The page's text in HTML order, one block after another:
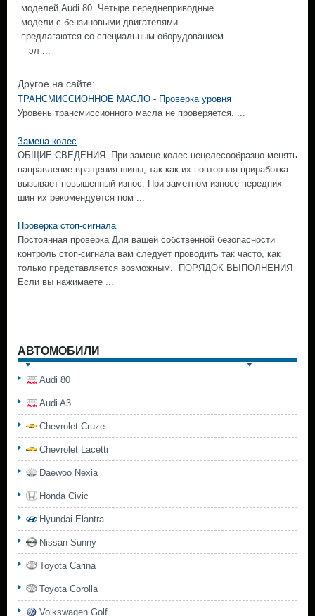
моделей Audi 80. Четыре переднеприводные
модели с бензиновыми двигателями
предлагаются со специальным оборудованием
– эл ...
Другое на сайте:
ТРАНСМИССИОННОЕ МАСЛО - Проверка уровня
Уровень трансмиссионного масла не проверяется. ...
Замена колес
ОБЩИЕ СВЕДЕНИЯ. При замене колес нецелесообразно менять
направление вращения шины, так как их повторная приработка
вызывает повышенный износ. При заметном износе передних
шин их рекомендуется пом ...
Проверка стоп-сигнала
Постоянная проверка Для вашей собственной безопасности
контроль стоп-сигнала вам следует проводить так часто, как
только представляется возможным. ПОРЯДОК ВЫПОЛНЕНИЯ
Если вы нажимаете ...
АВТОМОБИЛИ
Audi 80
Audi A3
Chevrolet Cruze
Chevrolet Lacetti
Daewoo Nexia
Honda Civic
Hyundai Elantra
Nissan Sunny
Toyota Carina
Toyota Corolla
Volkswagen Golf